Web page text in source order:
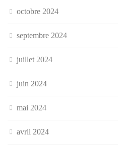
octobre 2024
septembre 2024
juillet 2024
juin 2024
mai 2024
avril 2024